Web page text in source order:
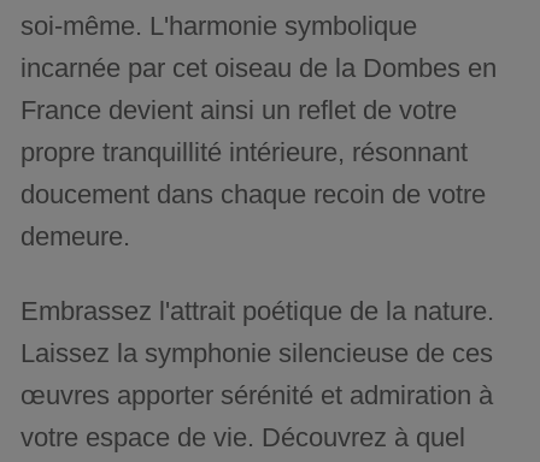
soi-même. L'harmonie symbolique
incarnée par cet oiseau de la Dombes en
France devient ainsi un reflet de votre
propre tranquillité intérieure, résonnant
doucement dans chaque recoin de votre
demeure.
Embrassez l'attrait poétique de la nature.
Laissez la symphonie silencieuse de ces
œuvres apporter sérénité et admiration à
votre espace de vie. Découvrez à quel